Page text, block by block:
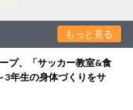
もっと見る
プ、「サッカー教室&食
年生の身体づくりをサ